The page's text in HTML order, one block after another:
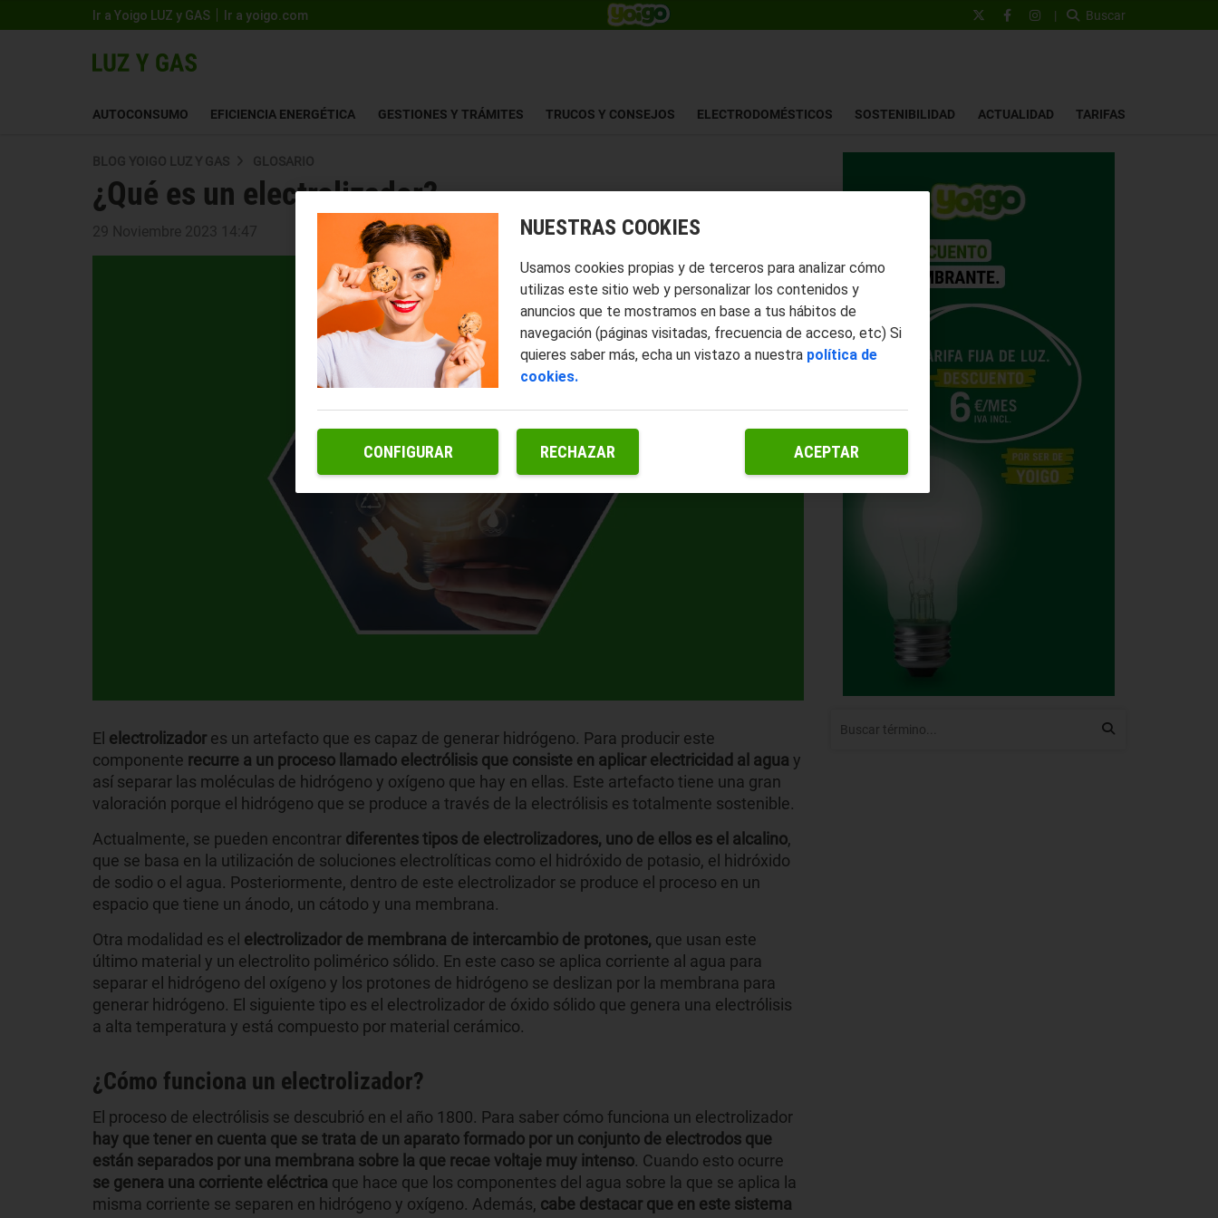
Ir a Yoigo LUZ y GAS Ir a yoigo.com | Buscar
AUTOCONSUMO EFICIENCIA ENERGÉTICA GESTIONES Y TRÁMITES TRUCOS Y CONSEJOS ELECTRODOMÉSTICOS SOSTENIBILIDAD ACTUALIDAD TARIFAS
BLOG YOIGO LUZ Y GAS GLOSARIO
¿Qué es un electrolizador?
29 Noviembre 2023 14:47
El electrolizador es un artefacto que es capaz de generar hidrógeno. Para producir este
componente recurre a un proceso llamado electrólisis que consiste en aplicar electricidad al agua y
así separar las moléculas de hidrógeno y oxígeno que hay en ellas. Este artefacto tiene una gran
valoración porque el hidrógeno que se produce a través de la electrólisis es totalmente sostenible.
Actualmente, se pueden encontrar diferentes tipos de electrolizadores, uno de ellos es el alcalino,
que se basa en la utilización de soluciones electrolíticas como el hidróxido de potasio, el hidróxido
de sodio o el agua. Posteriormente, dentro de este electrolizador se produce el proceso en un
espacio que tiene un ánodo, un cátodo y una membrana.
Otra modalidad es el electrolizador de membrana de intercambio de protones, que usan este
último material y un electrolito polimérico sólido. En este caso se aplica corriente al agua para
separar el hidrógeno del oxígeno y los protones de hidrógeno se deslizan por la membrana para
generar hidrógeno. El siguiente tipo es el electrolizador de óxido sólido que genera una electrólisis
a alta temperatura y está compuesto por material cerámico.
¿Cómo funciona un electrolizador?
El proceso de electrólisis se descubrió en el año 1800. Para saber cómo funciona un electrolizador
hay que tener en cuenta que se trata de un aparato formado por un conjunto de electrodos que
están separados por una membrana sobre la que recae voltaje muy intenso. Cuando esto ocurre
se genera una corriente eléctrica que hace que los componentes del agua sobre la que se aplica la
misma corriente se separen en hidrógeno y oxígeno. Además, cabe destacar que en este sistema
NUESTRAS COOKIES
Usamos cookies propias y de terceros para analizar cómo
utilizas este sitio web y personalizar los contenidos y
anuncios que te mostramos en base a tus hábitos de
navegación (páginas visitadas, frecuencia de acceso, etc) Si
quieres saber más, echa un vistazo a nuestra política de
cookies.
CONFIGURAR RECHAZAR ACEPTAR